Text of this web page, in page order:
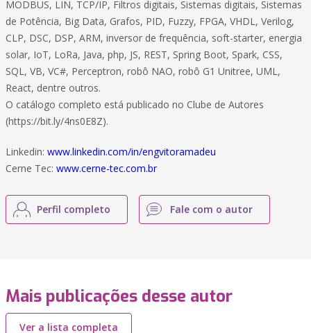
MODBUS, LIN, TCP/IP, Filtros digitais, Sistemas digitais, Sistemas
de Potência, Big Data, Grafos, PID, Fuzzy, FPGA, VHDL, Verilog,
CLP, DSC, DSP, ARM, inversor de frequência, soft-starter, energia
solar, IoT, LoRa, Java, php, JS, REST, Spring Boot, Spark, CSS,
SQL, VB, VC#, Perceptron, robô NAO, robô G1 Unitree, UML,
React, dentre outros.
O catálogo completo está publicado no Clube de Autores
(https://bit.ly/4ns0E8Z).
Linkedin: www.linkedin.com/in/engvitoramadeu
Cerne Tec: www.cerne-tec.com.br
Perfil completo Fale com o autor
Mais publicações desse autor
Ver a lista completa